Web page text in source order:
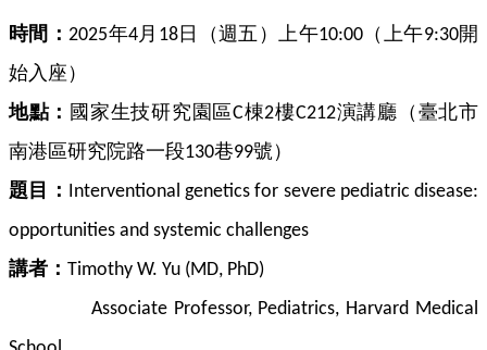
時間：2025年4月 18日（週五）上午10:00 （上午9:30開
始入座）
地點： 國家生技研究園區C棟2樓C212演講廳（臺北市
南港區研究院路一段130巷99號）
題目： Interventional genetics for severe pediatric disease:
opportunities and systemic challenges
講者： Timothy W. Yu (MD, PhD)
Associate Professor, Pediatrics, Harvard Medical